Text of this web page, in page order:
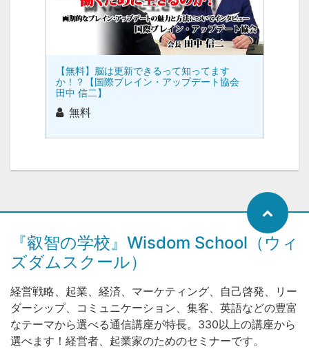
【無料】脳は更新できるって知ってます
か！？【国際ブレイン・アップデート協会
田中 信二】
無料
『叡智の学校』Wisdom School（ウィ
ズダムスクール）
経営戦略、起業、経済、マーケティング、自己啓発、リー
ダーシップ、コミュニケーション、集客、英語などの豊富
なテーマから選べる通信講座が特長。330以上の講座から
選べます！経営者、起業家のためのセミナーです。